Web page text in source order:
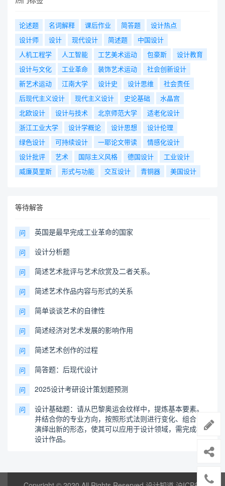
论述题 名词解释 课后作业 简答题
设计热点
设计师
设计 现代设计 简述题
中国设计
人机工程学
人工智能 工艺美术运动 包豪斯
设计教育
设计与文化
工业革命 装饰艺术运动
社会创新设计
新艺术运动
江南大学 设计史 设计思维
社会责任
后现代主义设计
现代主义设计 史论基础
水晶宫
北欧设计
设计与技术 北京师范大学
适老化设计
浙江工业大学
设计学概论 设计思想
设计伦理
绿色设计
可持续设计 一耶论文带读
情感化设计
设计批评
艺术 国际主义风格 德国设计
工业设计
威廉莫里斯
形式与功能 交互设计 青铜器 美国设计
等待解答
问 英国是最早完成工业革命的国家
问 设计分析题
问 简述艺术批评与艺术欣赏及二者关系。
问 简述艺术作品内容与形式的关系
问 简单谈谈艺术的自律性
问 简述经济对艺术发展的影响作用
问 简述艺术创作的过程
问 简答题：后现代设计
问 2025设计考研设计策划题预测
问
设计基础题：请从巴黎奥运会纹样中，提炼基本要素。
并结合你的专业方向，按照形式法则进行变化、组合，
演绎出新的形态，使其可以应用于设计领域，需完成3个
设计作品。